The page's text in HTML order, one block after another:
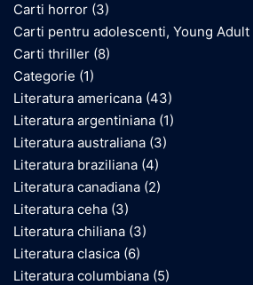
Carti horror (3)
Carti pentru adolescenti, Young Adult
Carti thriller (8)
Categorie (1)
Literatura americana (43)
Literatura argentiniana (1)
Literatura australiana (3)
Literatura braziliana (4)
Literatura canadiana (2)
Literatura ceha (3)
Literatura chiliana (3)
Literatura clasica (6)
Literatura columbiana (5)